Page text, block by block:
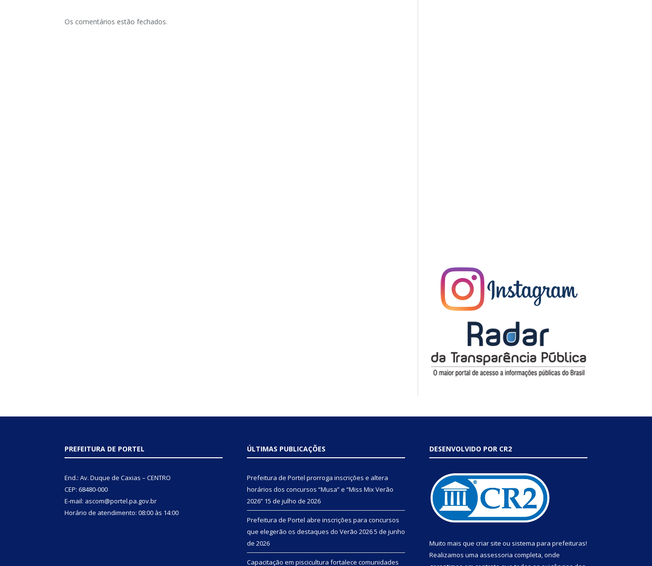
Os comentários estão fechados.
PREFEITURA DE PORTEL
End.: Av. Duque de Caxias – CENTRO
CEP: 68480-000
E-mail: ascom@portel.pa.gov.br
Horário de atendimento: 08:00 às 14:00
ÚLTIMAS PUBLICAÇÕES
Prefeitura de Portel prorroga inscrições e altera
horários dos concursos “Musa” e “Miss Mix Verão
2026” 15 de julho de 2026
Prefeitura de Portel abre inscrições para concursos
que elegerão os destaques do Verão 20265 de junho
de 2026
Capacitação em piscicultura fortalece comunidades
DESENVOLVIDO POR CR2
Muito mais que criar site ou sistema para prefeituras!
Realizamos uma assessoria completa, onde